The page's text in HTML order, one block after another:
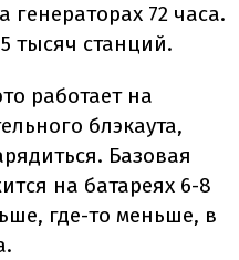
72 часа.
тысяч станций.
работает на
блэкаута,
Базовая
на батареях 6-8
где-то меньше, в